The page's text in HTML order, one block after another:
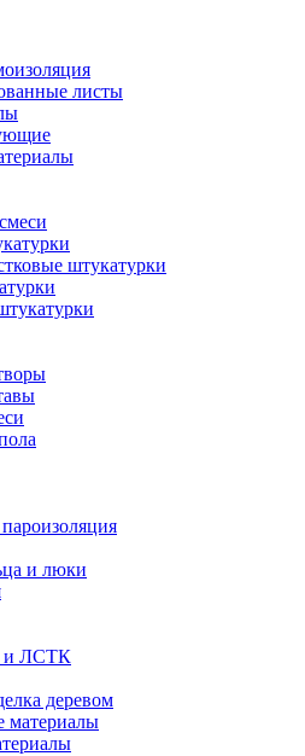
листы
штукатурки
и люки
и ЛСТК
деревом
материалы